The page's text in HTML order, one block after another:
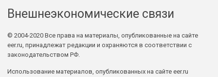
Внешнеэкономические связи
© 2004-2020 Все права на материалы, опубликованные на сайте
eer.ru, принадлежат редакции и охраняются в соответствии с
законодательством РФ.
Использование материалов, опубликованных на сайте eer.ru